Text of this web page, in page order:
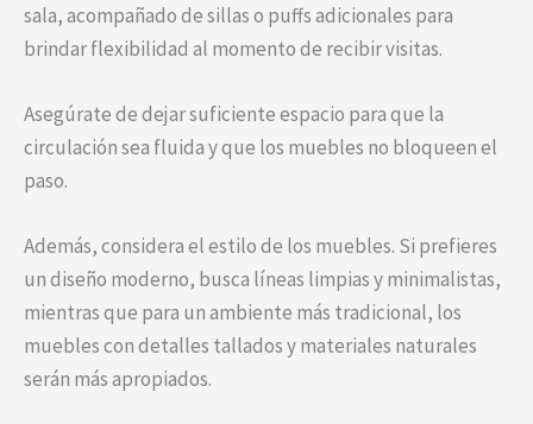
sala, acompañado de sillas o puffs adicionales para
brindar flexibilidad al momento de recibir visitas.
Asegúrate de dejar suficiente espacio para que la
circulación sea fluida y que los muebles no bloqueen el
paso.
Además, considera el estilo de los muebles. Si prefieres
un diseño moderno, busca líneas limpias y minimalistas,
mientras que para un ambiente más tradicional, los
muebles con detalles tallados y materiales naturales
serán más apropiados.